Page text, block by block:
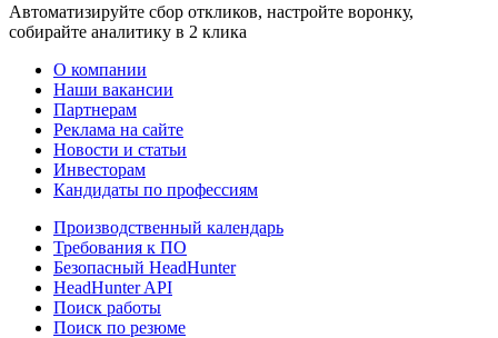
Автоматизируйте сбор откликов, настройте воронку,
собирайте аналитику в 2 клика
О компании
Наши вакансии
Партнерам
Реклама на сайте
Новости и статьи
Инвесторам
Кандидаты по профессиям
Производственный календарь
Требования к ПО
Безопасный HeadHunter
HeadHunter API
Поиск работы
Поиск по резюме